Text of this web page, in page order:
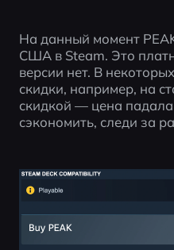
На данный момент
США в Steam. Это
версии нет. В
скидки, например, на
скидкой — цена
сэкономить, следи за